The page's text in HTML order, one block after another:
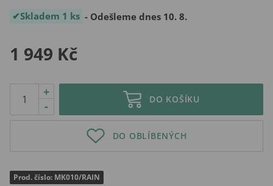
Skladem 1 ks - Odešleme dnes 10. 8.
1 949 Kč
-
+
DO KOŠÍKU
DO OBLÍBENÝCH
Prod. číslo: MK010/RAIN